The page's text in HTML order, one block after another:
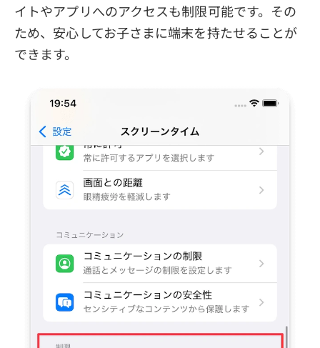
イトやアプリへのアクセスも制限可能です。その
ため、安心してお子さまに端末を持たせることが
できます。